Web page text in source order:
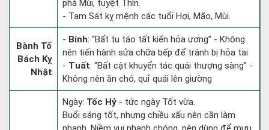
phá Mùi, tuyệt Thìn.
- Tam Sát kỵ mệnh các tuổi Hợi, Mão, Mùi.
Bành Tổ
Bách Kỵ
Nhật
- Bính: “Bất tu táo tất kiến hỏa ương” - Không
nên tiến hành sửa chữa bếp để tránh bị hỏa tai
- Tuất: “Bất cật khuyển tác quái thượng sàng” -
Không nên ăn chó, quỉ quái lên giường
Ngày: Tốc Hỷ - tức ngày Tốt vừa.
Buổi sáng tốt, nhưng chiều xấu nên cần làm